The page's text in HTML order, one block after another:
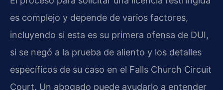
es complejo y depende de varios factores,
incluyendo si esta es su primera ofensa de DUI,
si se negó a la prueba de aliento y los detalles
específicos de su caso en el Falls Church Circuit
Court. Un abogado puede ayudarlo a entender